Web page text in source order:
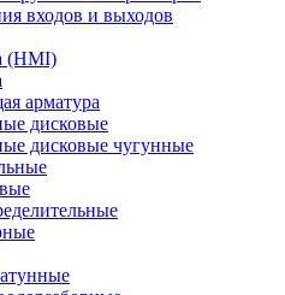
входов и выходов
(HMI)
арматура
дисковые
дисковые чугунные